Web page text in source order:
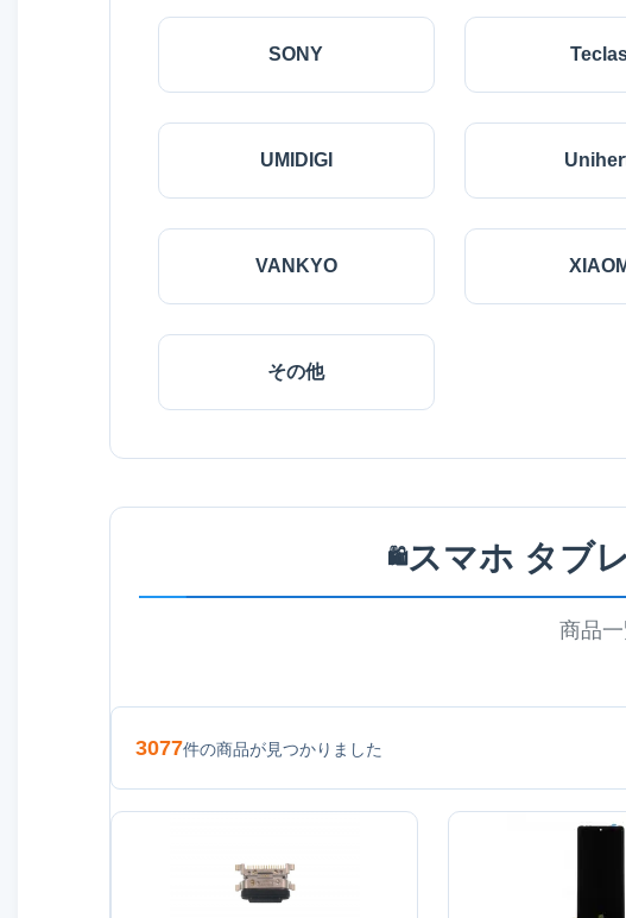
SONY
UMIDIGI
VANKYO
その他
🛍️スマホ タブ
商品
3077件の商品が見つかりました